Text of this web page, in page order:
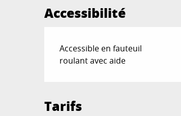
Accessibilité
Accessible en fauteuil
roulant avec aide
Tarifs